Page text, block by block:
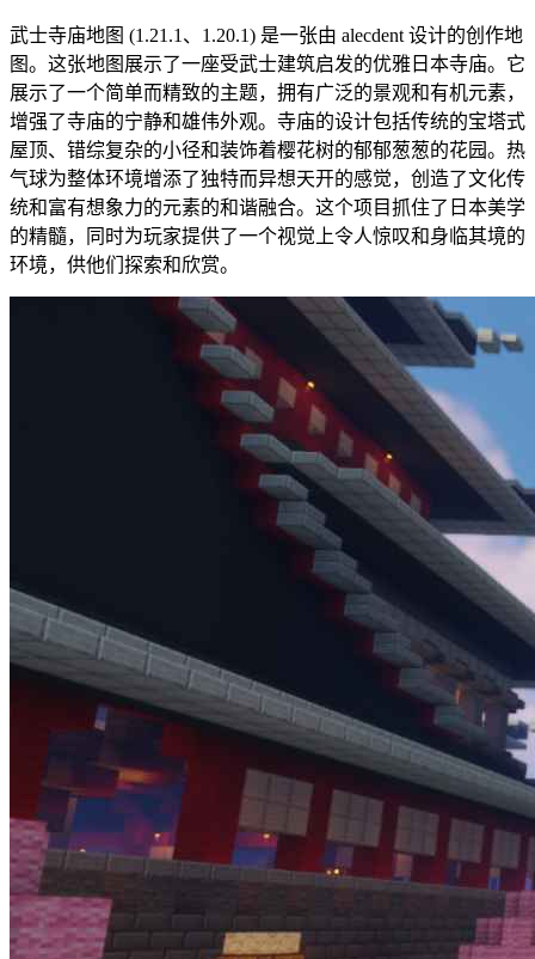
武士寺庙地图 (1.21.1、1.20.1) 是一张由 alecdent 设计的创作地
图。这张地图展示了一座受武士建筑启发的优雅日本寺庙。它
展示了一个简单而精致的主题，拥有广泛的景观和有机元素，
增强了寺庙的宁静和雄伟外观。寺庙的设计包括传统的宝塔式
屋顶、错综复杂的小径和装饰着樱花树的郁郁葱葱的花园。热
气球为整体环境增添了独特而异想天开的感觉，创造了文化传
统和富有想象力的元素的和谐融合。这个项目抓住了日本美学
的精髓，同时为玩家提供了一个视觉上令人惊叹和身临其境的
环境，供他们探索和欣赏。